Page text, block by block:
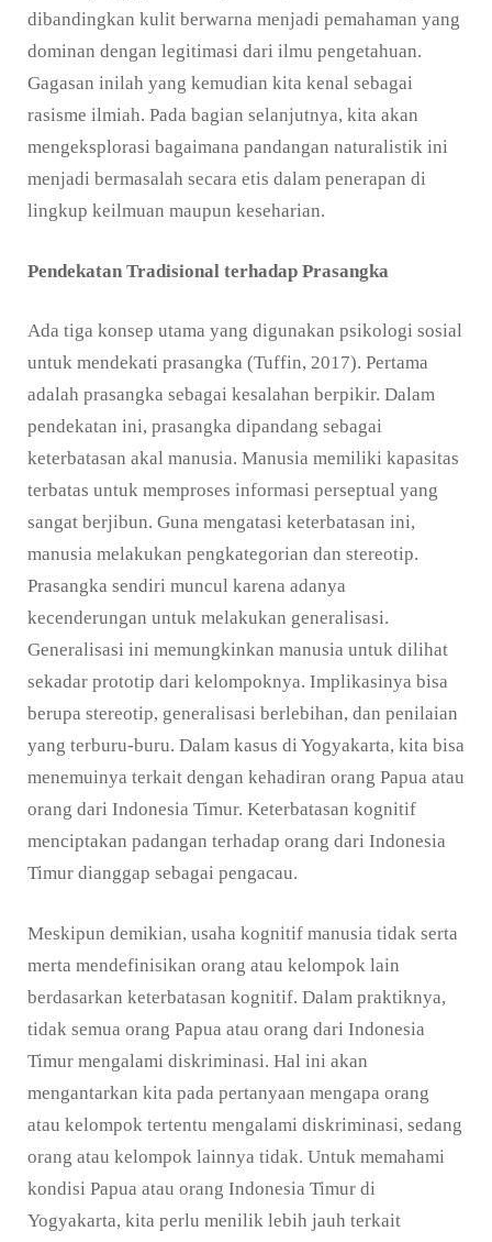
dibandingkan kulit berwarna menjadi pemahaman yang
dominan dengan legitimasi dari ilmu pengetahuan.
Gagasan inilah yang kemudian kita kenal sebagai
rasisme ilmiah. Pada bagian selanjutnya, kita akan
mengeksplorasi bagaimana pandangan naturalistik ini
menjadi bermasalah secara etis dalam penerapan di
lingkup keilmuan maupun keseharian.
Pendekatan Tradisional terhadap Prasangka
Ada tiga konsep utama yang digunakan psikologi sosial
untuk mendekati prasangka (Tuffin, 2017). Pertama
adalah prasangka sebagai kesalahan berpikir. Dalam
pendekatan ini, prasangka dipandang sebagai
keterbatasan akal manusia. Manusia memiliki kapasitas
terbatas untuk memproses informasi perseptual yang
sangat berjibun. Guna mengatasi keterbatasan ini,
manusia melakukan pengkategorian dan stereotip.
Prasangka sendiri muncul karena adanya
kecenderungan untuk melakukan generalisasi.
Generalisasi ini memungkinkan manusia untuk dilihat
sekadar prototip dari kelompoknya. Implikasinya bisa
berupa stereotip, generalisasi berlebihan, dan penilaian
yang terburu-buru. Dalam kasus di Yogyakarta, kita bisa
menemuinya terkait dengan kehadiran orang Papua atau
orang dari Indonesia Timur. Keterbatasan kognitif
menciptakan padangan terhadap orang dari Indonesia
Timur dianggap sebagai pengacau.
Meskipun demikian, usaha kognitif manusia tidak serta
merta mendefinisikan orang atau kelompok lain
berdasarkan keterbatasan kognitif. Dalam praktiknya,
tidak semua orang Papua atau orang dari Indonesia
Timur mengalami diskriminasi. Hal ini akan
mengantarkan kita pada pertanyaan mengapa orang
atau kelompok tertentu mengalami diskriminasi, sedang
orang atau kelompok lainnya tidak. Untuk memahami
kondisi Papua atau orang Indonesia Timur di
Yogyakarta, kita perlu menilik lebih jauh terkait